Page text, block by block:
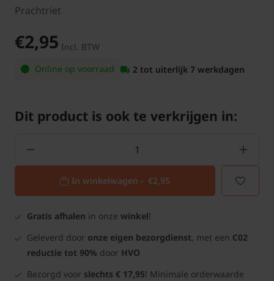
Prachtriet
€2,95 Incl. BTW
Online op voorraad
2 tot uiterlijk 7 werkdagen
Dit product is ook te verkrijgen in:
In winkelwagen - €2,95
Gratis afhalen in onze winkel!
Geleverd door onze eigen bezorgdienst, met een C02
reductie tot 90% door HVO
Bezorgd voor slechts € 17,95! Minimale orderwaarde